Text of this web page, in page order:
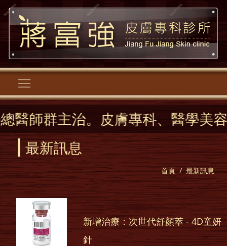
膚專科、醫學美容、逆時針、各
最新訊息
首頁 最新訊息
新增治療：次世代舒顏萃 - 4D童妍
針